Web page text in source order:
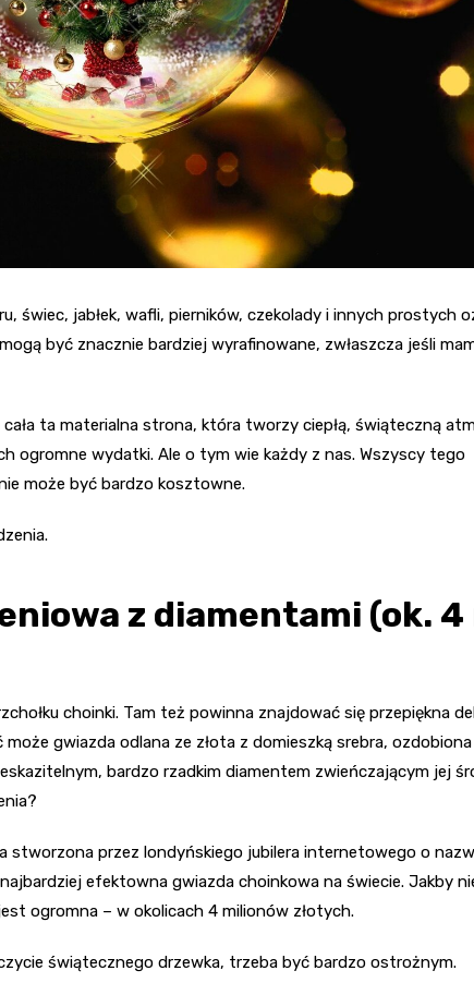
świec, jabłek, wafli, pierników, czekolady i innych prostych
być znacznie bardziej wyrafinowane, zwłaszcza jeśli
ta materialna strona, która tworzy ciepłą, świąteczną
ogromne wydatki. Ale o tym wie każdy z nas. Wszyscy tego
może być bardzo kosztowne.
z diamentami (ok. 4
choinki. Tam też powinna znajdować się przepiękna
gwiazda odlana ze złota z domieszką srebra, ozdobiona
bardzo rzadkim diamentem zwieńczającym jej
stworzona przez londyńskiego jubilera internetowego o
efektowna gwiazda choinkowa na świecie. Jakby
ogromna – w okolicach 4 milionów złotych.
świątecznego drzewka, trzeba być bardzo ostrożnym.